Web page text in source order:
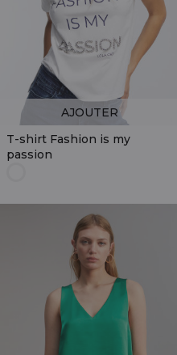
T-shirt Fashion is my
passion
AJOUTER